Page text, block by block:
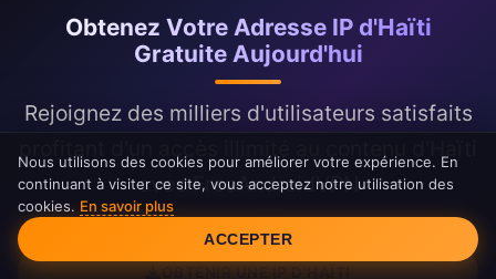
Obtenez Votre Adresse IP d'Haïti
Gratuite Aujourd'hui
Rejoignez des milliers d'utilisateurs satisfaits
profitant d'un accès illimité au contenu d'Haïti
avec FreeAndroidVPN
OBTENIR UNE IP D'HAÏTI
Consentement aux cookies
Nous utilisons des cookies pour améliorer votre expérience. En
continuant à visiter ce site, vous acceptez notre utilisation des
cookies. En savoir plus
ACCEPTER